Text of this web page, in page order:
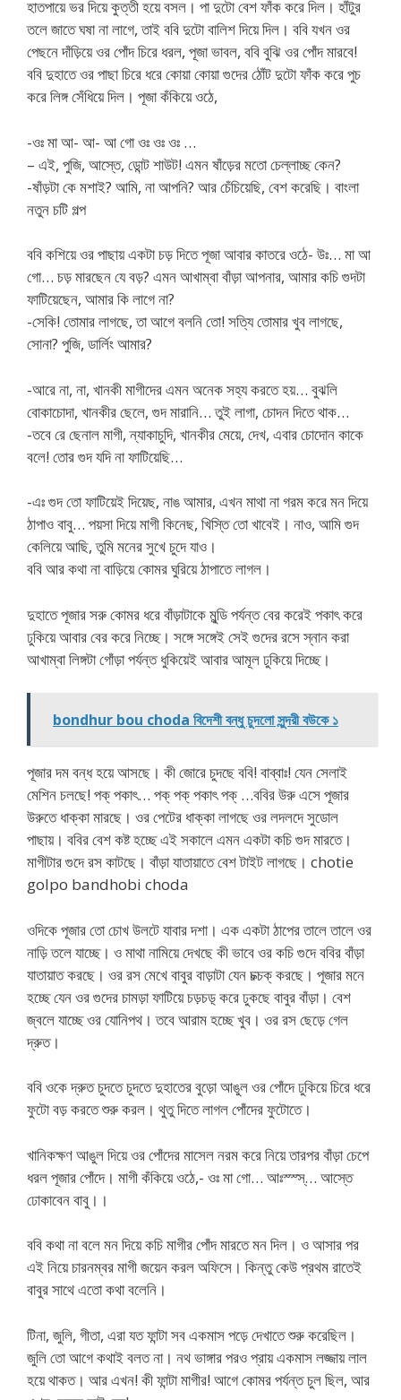
হাতপায়ে ভর দিয়ে কুত্তী হয়ে বসল। পা দুটো বেশ ফাঁক করে দিল। হাঁটুর
তলে জাতে ঘষা না লাগে, তাই ববি দুটো বালিশ দিয়ে দিল। ববি যখন ওর
পেছনে দাঁড়িয়ে ওর পোঁদ চিরে ধরল, পূজা ভাবল, ববি বুঝি ওর পোঁদ মারবে!
ববি দুহাতে ওর পাছা চিরে ধরে কোয়া কোয়া গুদের ঠোঁট দুটো ফাঁক করে পুচ
করে লিঙ্গ সেঁধিয়ে দিল। পূজা কঁকিয়ে ওঠে,
-ওঃ মা আ- আ- আ গো ওঃ ওঃ ওঃ …
– এই, পুজি, আস্তে, ডোন্ট শাউট! এমন ষাঁড়ের মতো চেল্লাচ্ছ কেন?
-ষাঁড়টা কে মশাই? আমি, না আপনি? আর চেঁচিয়েছি, বেশ করেছি। বাংলা
নতুন চটি গল্প
ববি কশিয়ে ওর পাছায় একটা চড় দিতে পূজা আবার কাতরে ওঠে- উঃ… মা আ
গো… চড় মারছেন যে বড়? এমন আখাম্বা বাঁড়া আপনার, আমার কচি গুদটা
ফাটিয়েছেন, আমার কি লাগে না?
-সেকি! তোমার লাগছে, তা আগে বলনি তো! সত্যি তোমার খুব লাগছে,
সোনা? পুজি, ডার্লিং আমার?
-আরে না, না, খানকী মাগীদের এমন অনেক সহ্য করতে হয়… বুঝলি
বোকাচোদা, খানকীর ছেলে, গুদ মারানি… তুই লাগা, চোদন দিতে থাক…
-তবে রে ছেনাল মাগী, ন্যাকাচুদি, খানকীর মেয়ে, দেখ, এবার চোদোন কাকে
বলে! তোর গুদ যদি না ফাটিয়েছি…
-এঃ গুদ তো ফাটিয়েই দিয়েছ, নাঙ আমার, এখন মাথা না গরম করে মন দিয়ে
ঠাপাও বাবু… পয়সা দিয়ে মাগী কিনেছ, খিস্তি তো খাবেই। নাও, আমি গুদ
কেলিয়ে আছি, তুমি মনের সুখে চুদে যাও।
ববি আর কথা না বাড়িয়ে কোমর ঘুরিয়ে ঠাপাতে লাগল।
দুহাতে পূজার সরু কোমর ধরে বাঁড়াটাকে মুন্ডি পর্যন্ত বের করেই পকাৎ করে
ঢুকিয়ে আবার বের করে নিচ্ছে। সঙ্গে সঙ্গেই সেই গুদের রসে স্নান করা
আখাম্বা লিঙ্গটা গোঁড়া পর্যন্ত ধুকিয়েই আবার আমূল ঢুকিয়ে দিচ্ছে।
bondhur bou choda বিদেশী বন্ধু চুদলো সুন্দরী বউকে ১
পূজার দম বন্ধ হয়ে আসছে। কী জোরে চুদছে ববি! বাব্বাঃ! যেন সেলাই
মেশিন চলছে! পক্ পকাৎ… পক্ পক্ পকাৎ পক্ …ববির উরু এসে পূজার
উরুতে ধাক্কা মারছে। ওর পেটের ধাক্কা লাগছে ওর লদলদে সুডোল
পাছায়। ববির বেশ কষ্ট হচ্ছে এই সকালে এমন একটা কচি গুদ মারতে।
মাগীটার গুদে রস কাটছে। বাঁড়া যাতায়াতে বেশ টাইট লাগছে। chotie
golpo bandhobi choda
ওদিকে পূজার তো চোখ উলটে যাবার দশা। এক একটা ঠাপের তালে তালে ওর
নাড়ি তলে যাচ্ছে। ও মাথা নামিয়ে দেখছে কী ভাবে ওর কচি গুদে ববির বাঁড়া
যাতায়াত করছে। ওর রস মেখে বাবুর বাড়াটা যেন চক্চক্ করছে। পূজার মনে
হচ্ছে যেন ওর গুদের চামড়া ফাটিয়ে চড়চড়্ করে ঢুকছে বাবুর বাঁড়া। বেশ
জ্বলে যাচ্ছে ওর যোনিপথ। তবে আরাম হচ্ছে খুব। ওর রস ছেড়ে গেল
দ্রুত।
ববি ওকে দ্রুত চুদতে চুদতে দুহাতের বুড়ো আঙুল ওর পোঁদে ঢুকিয়ে চিরে ধরে
ফুটো বড় করতে শুরু করল। থুতু দিতে লাগল পোঁদের ফুটোতে।
খানিকক্ষণ আঙুল দিয়ে ওর পোঁদের মাসেল নরম করে নিয়ে তারপর বাঁড়া চেপে
ধরল পূজার পোঁদে। মাগী কঁকিয়ে ওঠে,- ওঃ মা গো… আঃস্স্স্… আস্তে
ঢোকাবেন বাবু।।
ববি কথা না বলে মন দিয়ে কচি মাগীর পোঁদ মারতে মন দিল। ও আসার পর
এই নিয়ে চারনম্বর মাগী জয়েন করল অফিসে। কিন্তু কেউ প্রথম রাতেই
বাবুর সাথে এতো কথা বলেনি।
টিনা, জুলি, গীতা, এরা যত ফান্টা সব একমাস পড়ে দেখাতে শুরু করেছিল।
জুলি তো আগে কথাই বলত না। নথ ভাঙ্গার পরও প্রায় একমাস লজ্জায় লাল
হয়ে থাকত। আর এখন! কী ফান্টা মাগীর! আগে কোমর পর্যন্ত চুল ছিল, আর